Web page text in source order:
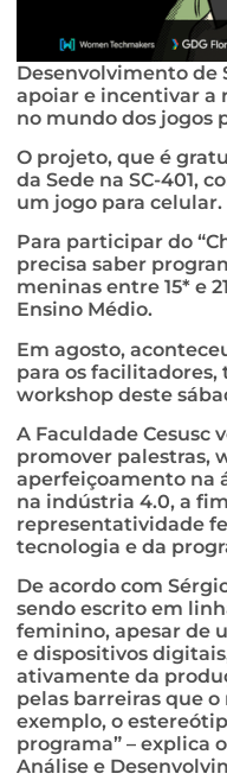
Desenvolvimento de
apoiar e incentivar
no mundo dos jogos
O projeto, que é
da Sede na SC-401,
um jogo para celular.
Para participar do
precisa saber
meninas entre 15* e
Ensino Médio.
Em agosto,
para os
workshop deste
A Faculdade Cesusc
promover palestras,
aperfeiçoamento na
na indústria 4.0, a
representatividade
tecnologia e da
De acordo com
sendo escrito em
feminino, apesar de
e dispositivos
ativamente da
pelas barreiras que
exemplo, o
programa” – explica
Análise e